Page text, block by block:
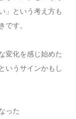
」という考え方も
す。
変化を感じ始めた
いうサインかもし
った